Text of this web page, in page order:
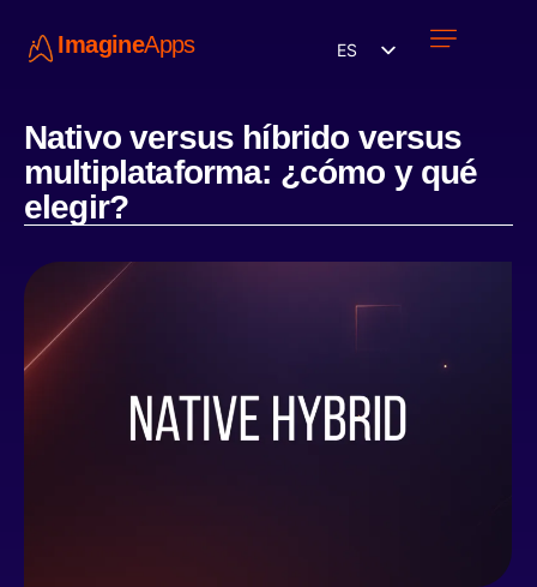
ImagineApps ES
Nativo versus híbrido versus
multiplataforma: ¿cómo y qué
elegir?